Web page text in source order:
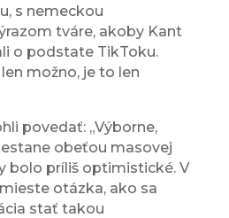
s nemeckou
tváre, akoby Kant
o podstate TikToku.
možno, je to len
povedať: „Výborne,
obeťou masovej
bolo príliš optimistické. V
otázka, ako sa
stať takou